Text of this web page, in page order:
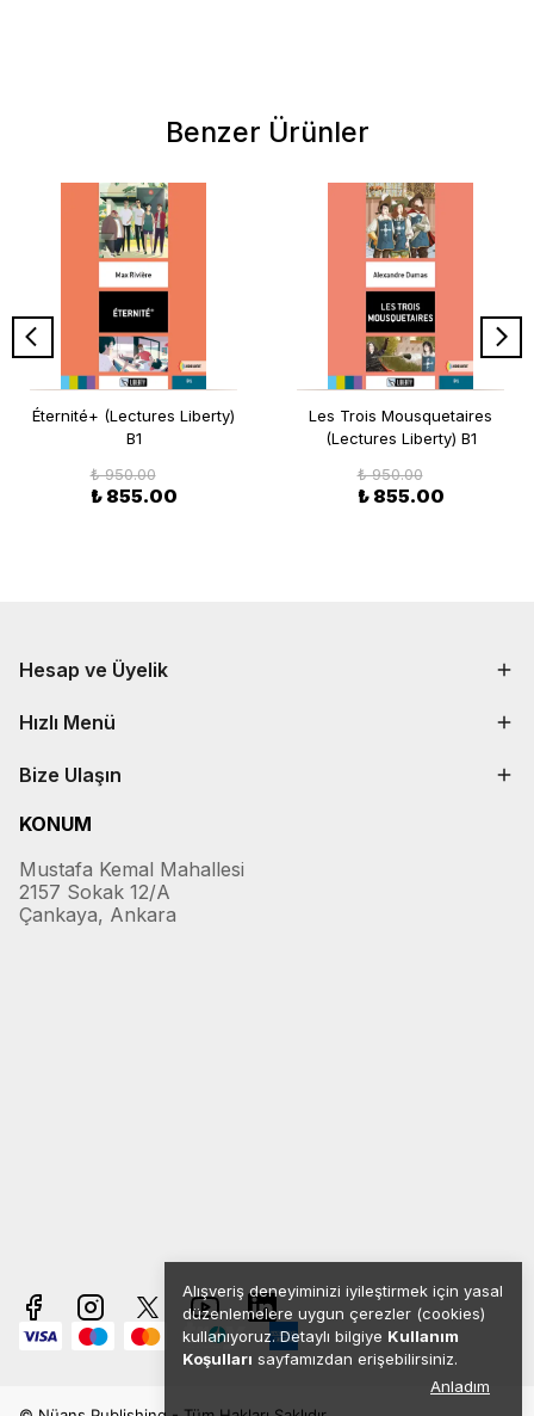
Alışveriş deneyiminizi iyileştirmek için yasal
düzenlemelere uygun çerezler (cookies)
kullanıyoruz. Detaylı bilgiye Kullanım
Koşulları sayfamızdan erişebilirsiniz.
Anladım
Benzer Ürünler
Éternité+ (Lectures Liberty)
B1
₺ 950.00
₺ 855.00
Les Trois Mousquetaires
(Lectures Liberty) B1
₺ 950.00
₺ 855.00
Hesap ve Üyelik
Hızlı Menü
Bize Ulaşın
KONUM
Mustafa Kemal Mahallesi
2157 Sokak 12/A
Çankaya, Ankara